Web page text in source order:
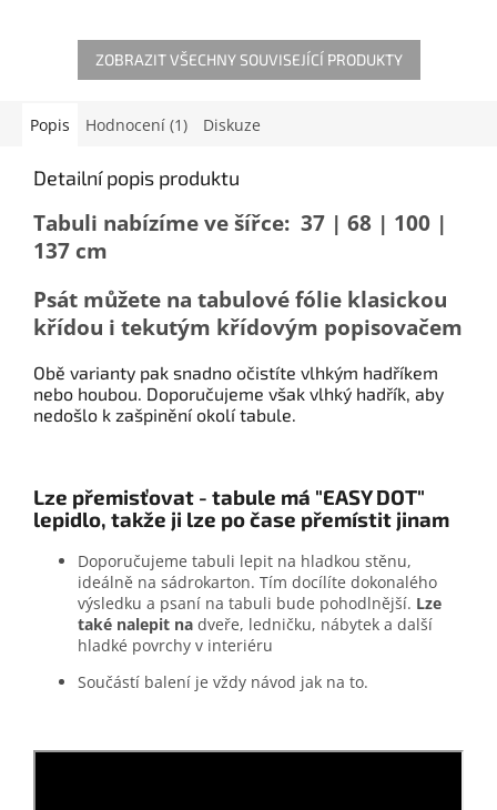
ZOBRAZIT VŠECHNY SOUVISEJÍCÍ PRODUKTY
Popis Hodnocení (1) Diskuze
Detailní popis produktu
Tabuli nabízíme ve šířce: 37 | 68 | 100 |
137 cm
Psát můžete na tabulové fólie klasickou
křídou i tekutým křídovým popisovačem
Obě varianty pak snadno očistíte vlhkým hadříkem
nebo houbou. Doporučujeme však vlhký hadřík, aby
nedošlo k zašpinění okolí tabule.
Lze přemisťovat - tabule má "EASY DOT"
lepidlo, takže ji lze po čase přemístit jinam
Doporučujeme tabuli lepit na hladkou stěnu,
ideálně na sádrokarton. Tím docílíte dokonalého
výsledku a psaní na tabuli bude pohodlnější. Lze
také nalepit na dveře, ledničku, nábytek a další
hladké povrchy v interiéru
Součástí balení je vždy návod jak na to.